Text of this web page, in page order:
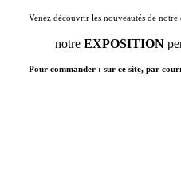
Venez découvrir les nouveautés de notre
notre EXPOSITION
Pour commander : sur ce site, par